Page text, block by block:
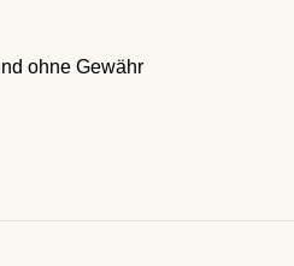
ohne Gewähr